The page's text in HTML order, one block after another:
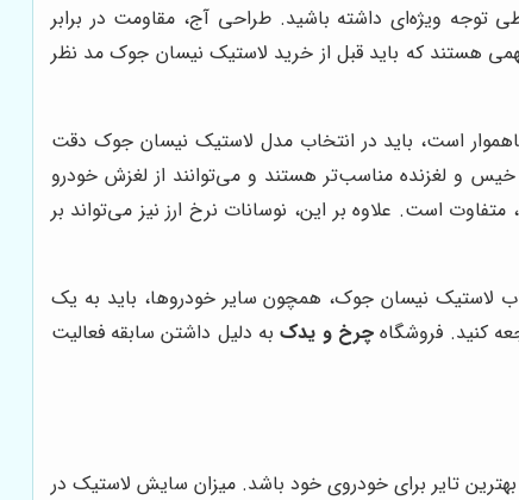
ویژه‌ای داشته باشید. طراحی آج، مقاومت در برابر
هستند که باید قبل از خرید لاستیک نیسان جوک مد نظر
است، باید در انتخاب مدل لاستیک نیسان جوک دقت
و لغزنده مناسب‌تر هستند و می‌توانند از لغزش خودرو
است. علاوه بر این، نوسانات نرخ ارز نیز می‌تواند بر
لاستیک نیسان جوک، همچون سایر خودروها، باید به یک
کنید. فروشگاه چرخ و یدکبه دلیل داشتن سابقه فعالیت
تایر برای خودروی خود باشد. میزان سایش لاستیک در